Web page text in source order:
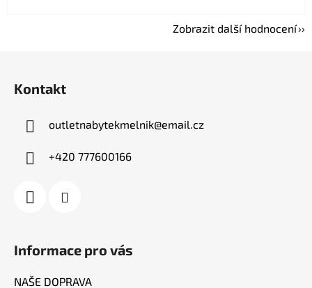
Zobrazit další hodnocení
Kontakt
outletnabytekmelnik@email.cz
+420 777600166
Informace pro vás
NAŠE DOPRAVA